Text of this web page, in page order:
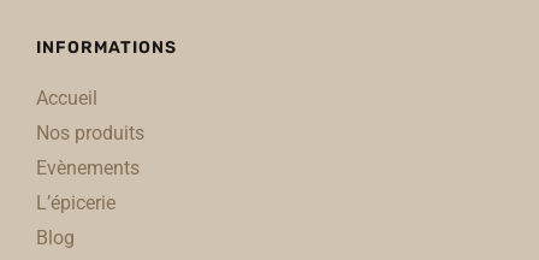
INFORMATIONS
Accueil
Nos produits
Evènements
L’épicerie
Blog